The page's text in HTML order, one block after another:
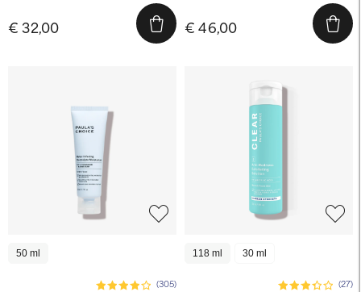
€ 32,00 € 46,00
50 ml
(305)
118 ml 30 ml
(27)